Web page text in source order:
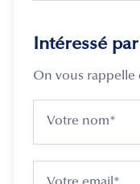
Intéressé
On vous rappelle